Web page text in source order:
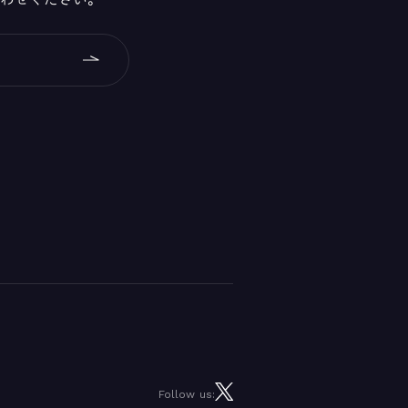
Follow us: